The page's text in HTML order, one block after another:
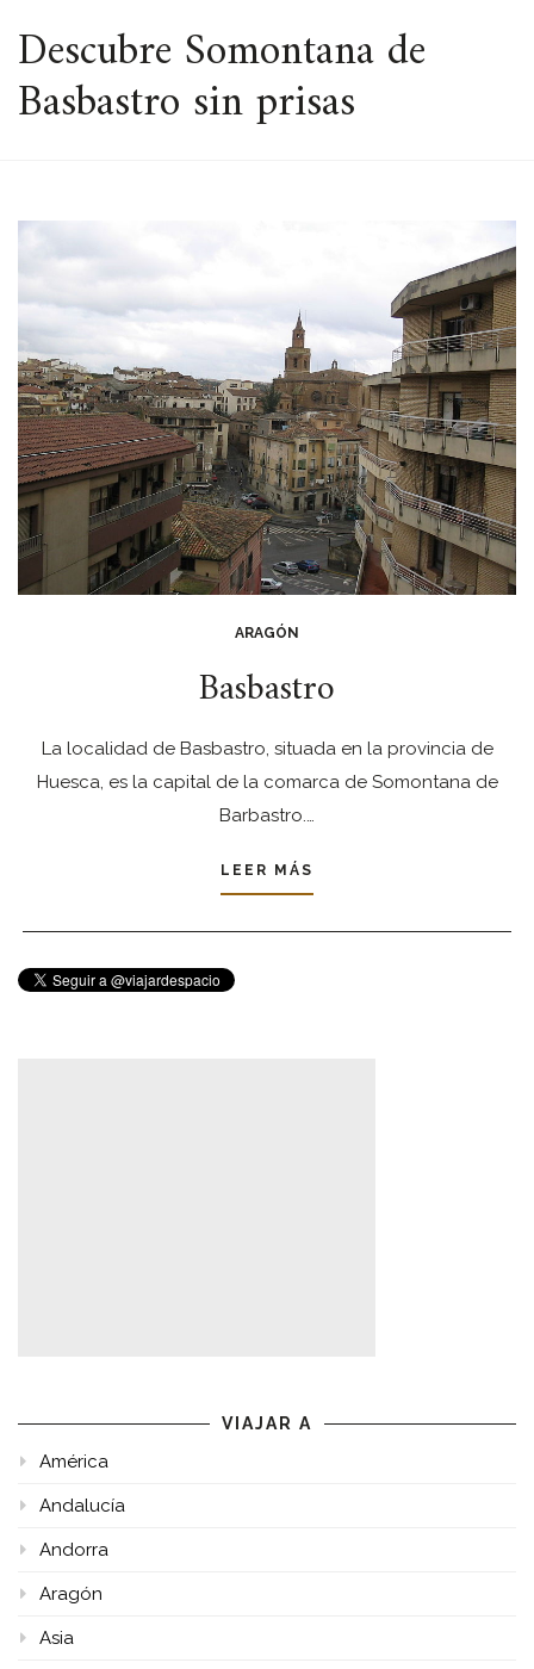
ESPACIO
Descubre Somontana de
Basbastro sin prisas
ARAGÓN
Basbastro
La localidad de Basbastro, situada en la provincia de
Huesca, es la capital de la comarca de Somontana de
Barbastro.…
LEER MÁS
VIAJAR A
América
Andalucía
Andorra
Aragón
Asia